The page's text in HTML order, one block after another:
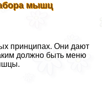
мышц
принципах. Они дают
должно быть меню